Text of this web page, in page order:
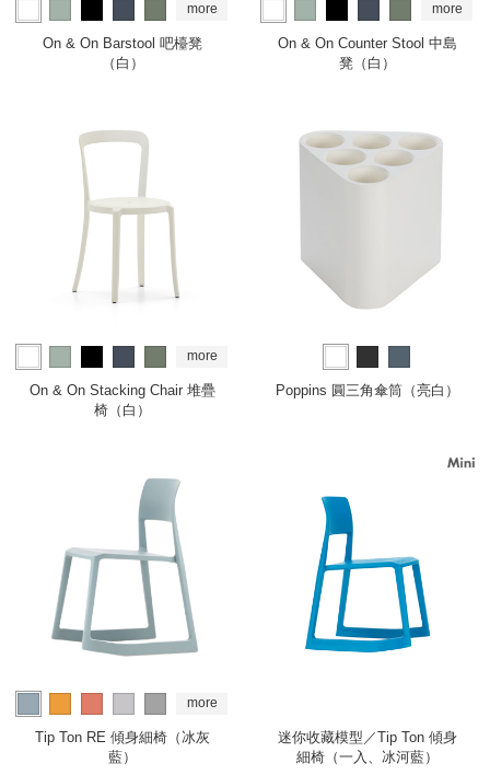
more
On & On Barstool 吧檯凳
（白）
more
On & On Counter Stool 中島
凳（白）
more
On & On Stacking Chair 堆疊
椅（白）
Poppins 圓三角傘筒（亮白）
more
Tip Ton RE 傾身細椅（冰灰
藍）
迷你收藏模型／Tip Ton 傾身
細椅（一入、冰河藍）